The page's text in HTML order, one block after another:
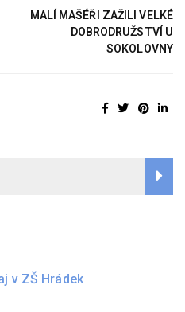
MALÍ MAŠÉŘI ZAŽILI VELKÉ
DOBRODRUŽSTVÍ U
SOKOLOVNY
v ZŠ Hrádek